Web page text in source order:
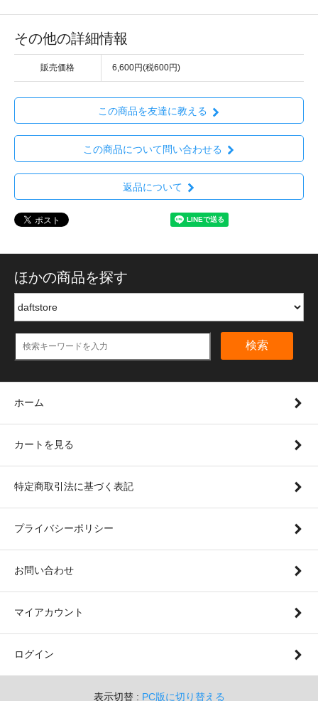
その他の詳細情報
販売価格 6,600円(税600円)
この商品を友達に教える
この商品について問い合わせる
返品について
ほかの商品を探す
検索
ホーム
カートを見る
特定商取引法に基づく表記
プライバシーポリシー
お問い合わせ
マイアカウント
ログイン
表示切替 : PC版に切り替える